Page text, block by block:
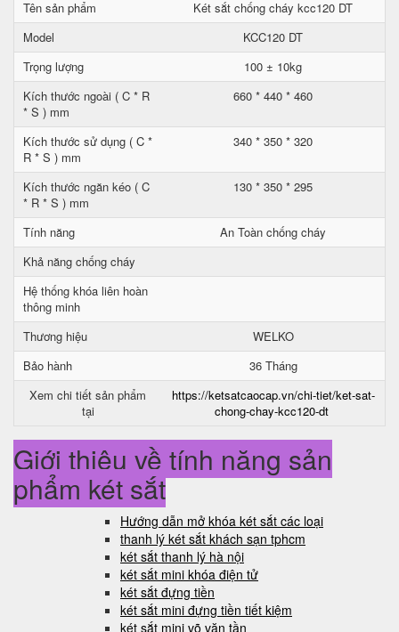
Tên sản phẩm
Két sắt chống cháy kcc120 DT
Model
KCC120 DT
Trọng lượng
100 ± 10kg
Kích thước ngoài ( C * R
* S ) mm
660 * 440 * 460
Kích thước sử dụng ( C *
R * S ) mm
340 * 350 * 320
Kích thước ngăn kéo ( C
* R * S ) mm
130 * 350 * 295
Tính năng
An Toàn chống cháy
Khả năng chống cháy
Hệ thống khóa liên hoàn
thông minh
Thương hiệu
WELKO
Bảo hành
36 Tháng
Xem chi tiết sản phẩm
tại
https://ketsatcaocap.vn/chi-tiet/ket-sat-
chong-chay-kcc120-dt
Giới thiệu về tính năng sản
phẩm két sắt
Hướng dẫn mở khóa két sắt các loại
thanh lý két sắt khách sạn tphcm
két sắt thanh lý hà nội
két sắt mini khóa điện tử
két sắt đựng tiền
két sắt mini đựng tiền tiết kiệm
két sắt mini võ văn tần